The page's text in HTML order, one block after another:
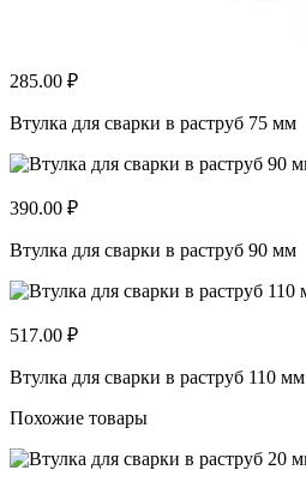
285.00 ₽
Втулка для сварки в раструб 75 мм
390.00 ₽
Втулка для сварки в раструб 90 мм
517.00 ₽
Втулка для сварки в раструб 110 мм
Похожие товары